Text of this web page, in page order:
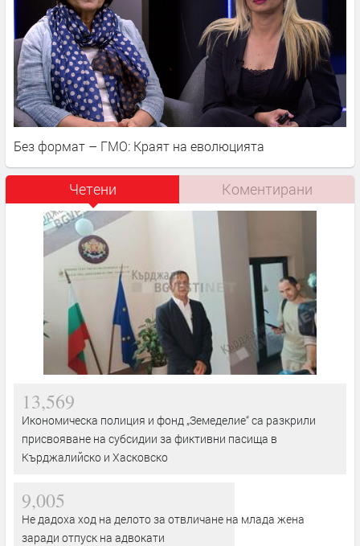
Без формат – ГМО: Краят на еволюцията
Четени Коментирани
13,569
Икономическа полиция и фонд „Земеделие“ са разкрили
присвояване на субсидии за фиктивни пасища в
Кърджалийско и Хасковско
9,005
Не дадоха ход на делото за отвличане на млада жена
заради отпуск на адвокати